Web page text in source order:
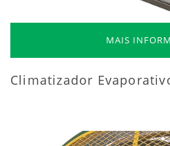
MAIS
Climatizador